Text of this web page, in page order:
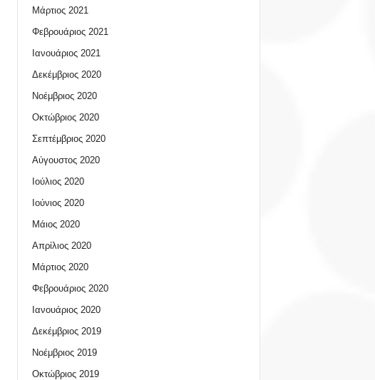
Μάρτιος 2021
Φεβρουάριος 2021
Ιανουάριος 2021
Δεκέμβριος 2020
Νοέμβριος 2020
Οκτώβριος 2020
Σεπτέμβριος 2020
Αύγουστος 2020
Ιούλιος 2020
Ιούνιος 2020
Μάιος 2020
Απρίλιος 2020
Μάρτιος 2020
Φεβρουάριος 2020
Ιανουάριος 2020
Δεκέμβριος 2019
Νοέμβριος 2019
Οκτώβριος 2019